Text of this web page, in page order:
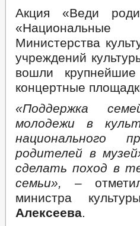
Руководитель
Информация о кадровом
Кадровый резерв
Контактная информация
Квалификационные
Условия и результаты
Сведения о вакантных
Информация о конкурсах на
Структура, полномочия, задачи
Тексты официальных
Совет депутатов
Задачи
Функции
Депутаты
Структура
Полномочия
Сведения о доходах депутатов
Противодействие коррупции
НПА
Иные акты в сфере
Акция «Веди
Министерства
учреждений
вошли
концертные
«Поддержка
молодежи в
национального
родителей в
сделать поход в
семьи», –
министра
Алексеева.